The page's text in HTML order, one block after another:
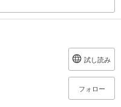
試し読み
フォロー